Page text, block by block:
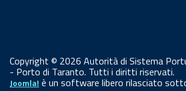
Copyright © 2026 Autorità di Sistema
- Porto di Taranto. Tutti i diritti riservati.
Joomla! è un software libero rilasciato